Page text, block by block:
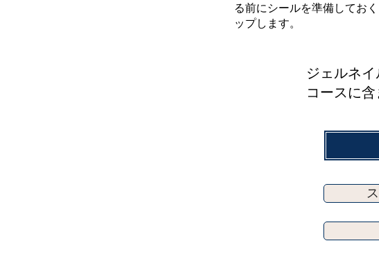
る前にシールを準備してお
ップします。
ジェルネ
コースに含